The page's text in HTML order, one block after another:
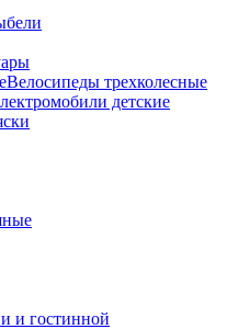
Велосипеды трехколесные
детские
и гостинной